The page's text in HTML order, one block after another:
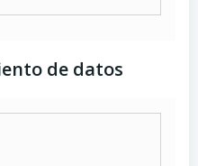
de datos